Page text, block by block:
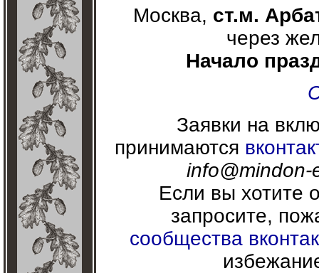
Москва, ст.м.
через
Начало
Заявки на
принимаются
info@mindon-
Если вы хотите
запросите,
сообщества